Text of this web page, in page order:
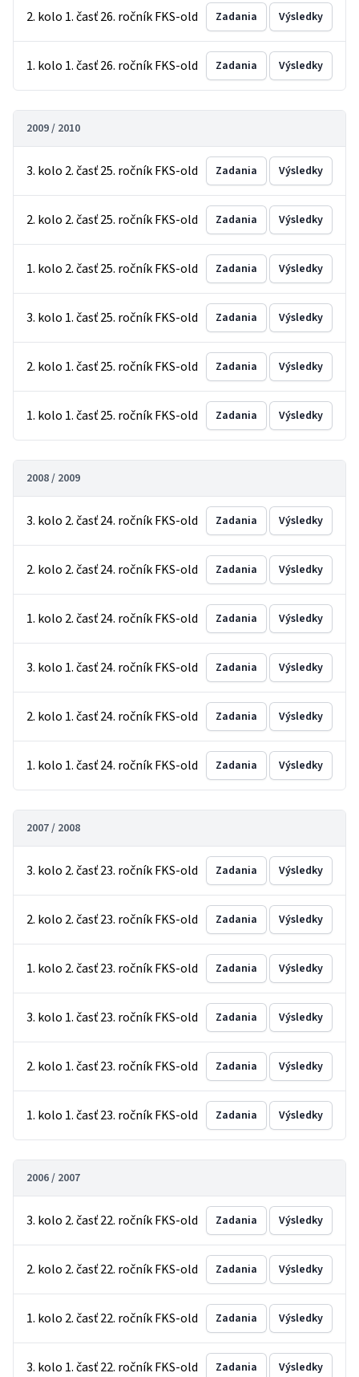
2. kolo 1. časť 26. ročník FKS-old Zadania Výsledky
1. kolo 1. časť 26. ročník FKS-old Zadania Výsledky
2009 / 2010
3. kolo 2. časť 25. ročník FKS-old Zadania Výsledky
2. kolo 2. časť 25. ročník FKS-old Zadania Výsledky
1. kolo 2. časť 25. ročník FKS-old Zadania Výsledky
3. kolo 1. časť 25. ročník FKS-old Zadania Výsledky
2. kolo 1. časť 25. ročník FKS-old Zadania Výsledky
1. kolo 1. časť 25. ročník FKS-old Zadania Výsledky
2008 / 2009
3. kolo 2. časť 24. ročník FKS-old Zadania Výsledky
2. kolo 2. časť 24. ročník FKS-old Zadania Výsledky
1. kolo 2. časť 24. ročník FKS-old Zadania Výsledky
3. kolo 1. časť 24. ročník FKS-old Zadania Výsledky
2. kolo 1. časť 24. ročník FKS-old Zadania Výsledky
1. kolo 1. časť 24. ročník FKS-old Zadania Výsledky
2007 / 2008
3. kolo 2. časť 23. ročník FKS-old Zadania Výsledky
2. kolo 2. časť 23. ročník FKS-old Zadania Výsledky
1. kolo 2. časť 23. ročník FKS-old Zadania Výsledky
3. kolo 1. časť 23. ročník FKS-old Zadania Výsledky
2. kolo 1. časť 23. ročník FKS-old Zadania Výsledky
1. kolo 1. časť 23. ročník FKS-old Zadania Výsledky
2006 / 2007
3. kolo 2. časť 22. ročník FKS-old Zadania Výsledky
2. kolo 2. časť 22. ročník FKS-old Zadania Výsledky
1. kolo 2. časť 22. ročník FKS-old Zadania Výsledky
3. kolo 1. časť 22. ročník FKS-old Zadania Výsledky